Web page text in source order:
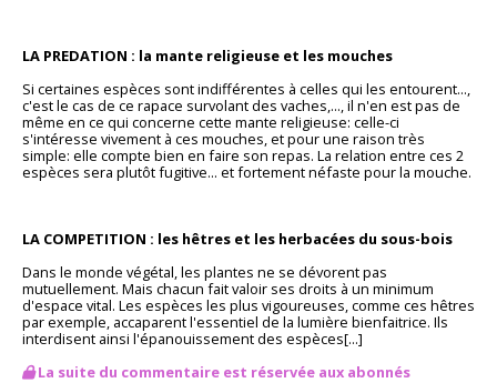
LA PREDATION : la mante religieuse et les mouches
Si certaines espèces sont indifférentes à celles qui les entourent...,
c'est le cas de ce rapace survolant des vaches,..., il n'en est pas de
même en ce qui concerne cette mante religieuse: celle-ci
s'intéresse vivement à ces mouches, et pour une raison très
simple: elle compte bien en faire son repas. La relation entre ces 2
espèces sera plutôt fugitive... et fortement néfaste pour la mouche.
LA COMPETITION : les hêtres et les herbacées du sous-bois
Dans le monde végétal, les plantes ne se dévorent pas
mutuellement. Mais chacun fait valoir ses droits à un minimum
d'espace vital. Les espèces les plus vigoureuses, comme ces hêtres
par exemple, accaparent l'essentiel de la lumière bienfaitrice. Ils
interdisent ainsi l'épanouissement des espèces[...]
La suite du commentaire est réservée aux abonnés